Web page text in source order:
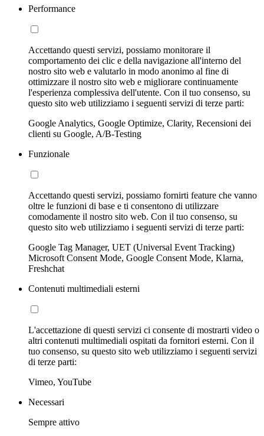
Performance
Accettando questi servizi, possiamo monitorare il
comportamento dei clic e della navigazione all'interno del
nostro sito web e valutarlo in modo anonimo al fine di
ottimizzare il nostro sito web e migliorare continuamente
l'esperienza complessiva dell'utente. Con il tuo consenso, su
questo sito web utilizziamo i seguenti servizi di terze parti:
Google Analytics, Google Optimize, Clarity, Recensioni dei
clienti su Google, A/B-Testing
Funzionale
Accettando questi servizi, possiamo fornirti feature che vanno
oltre le funzioni di base e ti consentono di utilizzare
comodamente il nostro sito web. Con il tuo consenso, su
questo sito web utilizziamo i seguenti servizi di terze parti:
Google Tag Manager, UET (Universal Event Tracking)
Microsoft Consent Mode, Google Consent Mode, Klarna,
Freshchat
Contenuti multimediali esterni
L'accettazione di questi servizi ci consente di mostrarti video o
altri contenuti multimediali ospitati da fornitori esterni. Con il
tuo consenso, su questo sito web utilizziamo i seguenti servizi
di terze parti:
Vimeo, YouTube
Necessari
Sempre attivo